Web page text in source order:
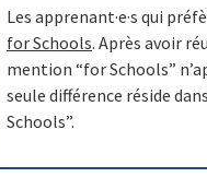
Les apprenant·e·s qui
for Schools. Après avoir
mention “for Schools”
seule différence réside
Schools”.